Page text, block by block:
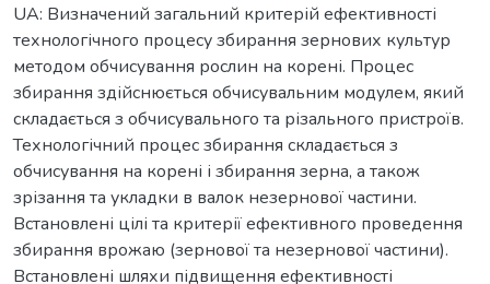
UA: Визначений загальний критерій ефективності
технологічного процесу збирання зернових культур
методом обчисування рослин на корені. Процес
збирання здійснюється обчисувальним модулем, який
складається з обчисувального та різального пристроїв.
Технологічний процес збирання складається з
обчисування на корені і збирання зерна, а також
зрізання та укладки в валок незернової частини.
Встановлені цілі та критерії ефективного проведення
збирання врожаю (зернової та незернової частини).
Встановлені шляхи підвищення ефективності